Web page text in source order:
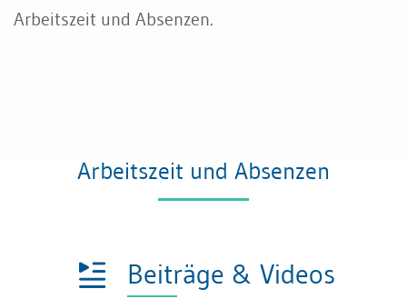
Arbeitszeit und Absenzen.
Arbeitszeit und Absenzen
Beiträge & Videos